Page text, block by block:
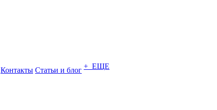
Контакты Статьи и блог + ЕЩЕ